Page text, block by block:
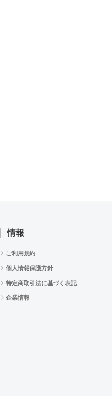
情報
ご利用規約
個人情報保護方針
特定商取引法に基づく表記
企業情報